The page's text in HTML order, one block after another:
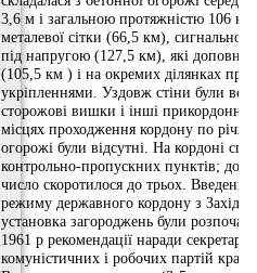
3,6 м і загальною протяжністю 106
металевої сітки (66,5 км),
під напругою (127,5 км), які
(105,5 км ) і на окремих ділянках
укріпленнями. Уздовж стіни були
сторожові вишки і інші прикордонні
місцях проходження кордону по
огорожі були відсутні. На кордоні
контрольно-пропускних пунктів; до
число скоротилося до трьох.
режиму державного кордону з
установка загороджень були
1961 р рекомендації наради секретарів
комуністичних і робочих партій країн